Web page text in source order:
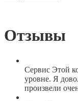
Отзывы
Сервис Этой
уровне. Я
произвели